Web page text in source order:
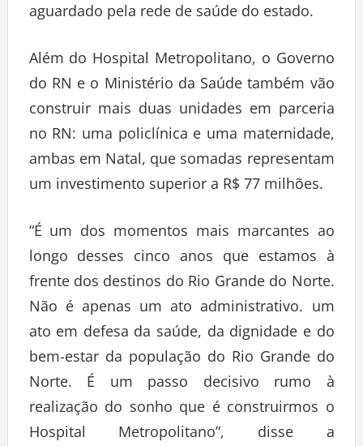
aguardado pela rede de saúde do estado.
Além do Hospital Metropolitano, o Governo
do RN e o Ministério da Saúde também vão
construir mais duas unidades em parceria
no RN: uma policlínica e uma maternidade,
ambas em Natal, que somadas representam
um investimento superior a R$ 77 milhões.
“É um dos momentos mais marcantes ao
longo desses cinco anos que estamos à
frente dos destinos do Rio Grande do Norte.
Não é apenas um ato administrativo. um
ato em defesa da saúde, da dignidade e do
bem-estar da população do Rio Grande do
Norte. É um passo decisivo rumo à
realização do sonho que é construirmos o
Hospital Metropolitano”, disse a